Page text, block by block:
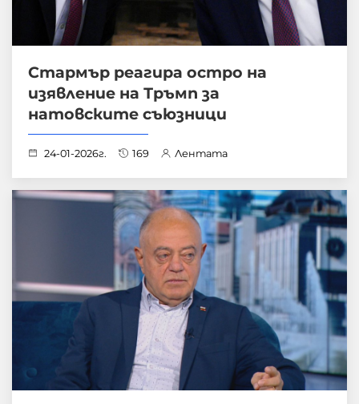
Стармър реагира остро на
изявление на Тръмп за
натовските съюзници
24-01-2026г. 169 Лентата